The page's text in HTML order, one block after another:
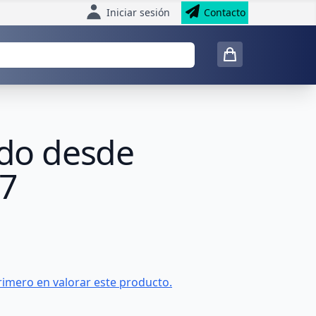
Iniciar sesión Contacto
desde
en valorar este producto.